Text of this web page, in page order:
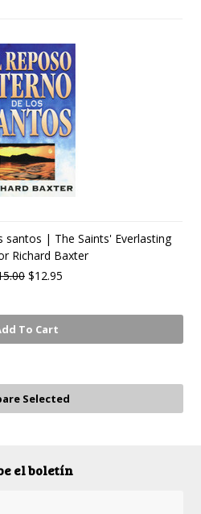
santos | The Saints' Everlasting
Richard Baxter
$12.95
To Cart
el boletín